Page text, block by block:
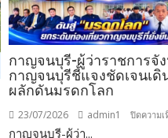
กาญจนบุรี-ผู้ว่าราชการจั
กาญจนบุรีชี้แจงชัดเจนเดิ
ผลักดันมรดกโลก
23/07/2026 admin1 ปิดความเ
กาญจนบุรี-ผู้ว่า...